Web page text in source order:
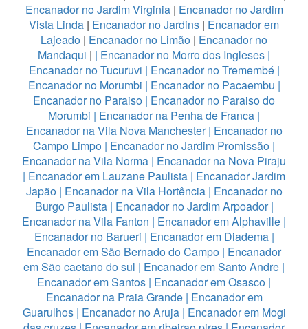
Encanador no Jardim Virginia| Encanador no Jardim
Vista Linda | Encanador no Jardins | Encanador em
Lajeado | Encanador no Limão | Encanador no
Mandaqui | | Encanador no Morro dos Ingleses |
Encanador no Tucuruvi | Encanador no Tremembé|
Encanador no Morumbi | Encanador no Pacaembu |
Encanador no Paraiso | Encanador no Paraiso do
Morumbi | Encanador na Penha de Franca |
Encanador na Vila Nova Manchester| Encanador no
Campo Limpo | Encanador no Jardim Promissão |
Encanador na Vila Norma | Encanador na Nova Piraju
| Encanador em Lauzane Paulista | Encanador Jardim
Japão| Encanador na Vila Hortência| Encanador no
Burgo Paulista| Encanador no Jardim Arpoador|
Encanador na Vila Fanton | Encanador em Alphaville |
Encanador no Barueri | Encanador em Diadema|
Encanador em São Bernado do Campo | Encanador
em São caetano do sul | Encanador em Santo Andre |
Encanador em Santos | Encanador em Osasco |
Encanador na Praia Grande| Encanador em
Guarulhos| Encanador no Aruja| Encanador em Mogi